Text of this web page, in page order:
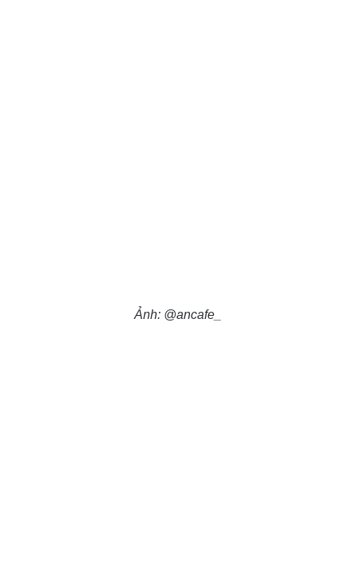
Ảnh: @ancafe_